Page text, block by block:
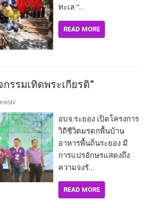
ทะเล “…
READ MORE
รรมเทิดพระเกียรติ”
อบจ.ระยอง เปิดโครงการ
วิถีชีวิตมรดกพื้นบ้าน
อาหารพื้นถิ่นระยอง มี
การแปรอักษรแสดงถึง
ความจงรั…
READ MORE